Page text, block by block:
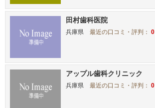
田村歯科医院
兵庫県 最近の口コミ・評判：0
アップル歯科クリニック
兵庫県 最近の口コミ・評判：0